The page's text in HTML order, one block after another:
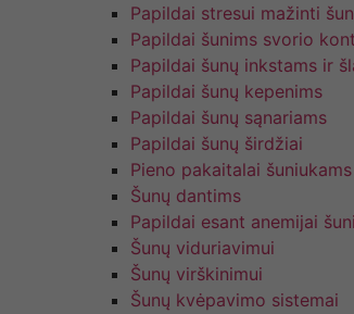
Papildai stresui mažinti
Papildai šunims svorio
Papildai šunų inkstams ir
Papildai šunų kepenims
Papildai šunų sąnariams
Papildai šunų širdžiai
Pieno pakaitalai šuniukams
Šunų dantims
Papildai esant anemijai
Šunų viduriavimui
Šunų virškinimui
Šunų kvėpavimo sistemai